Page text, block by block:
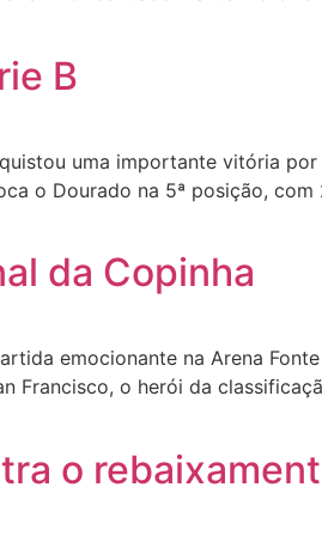
B
uma importante vitória por
o Dourado na 5ª posição, com
da Copinha
emocionante na Arena Fonte
Francisco, o herói da
o